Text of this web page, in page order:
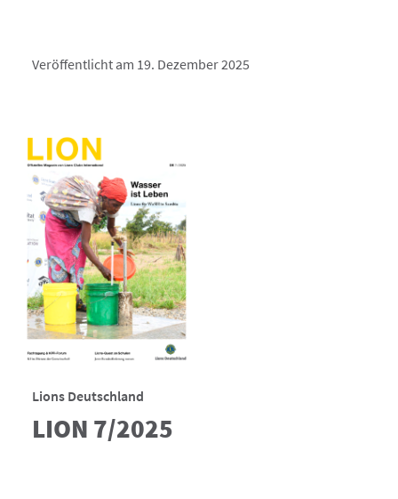
Veröffentlicht am 19. Dezember 2025
Lions Deutschland
LION 7/2025